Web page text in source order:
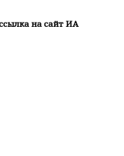
на сайт ИА